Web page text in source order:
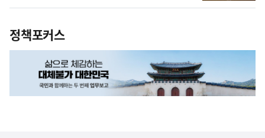
정책포커스